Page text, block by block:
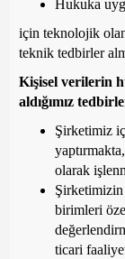
Hukuka
için teknolojik
teknik tedbirler
Kişisel verilerin
aldığımız
Şirketimiz
olarak
birimleri
ticari